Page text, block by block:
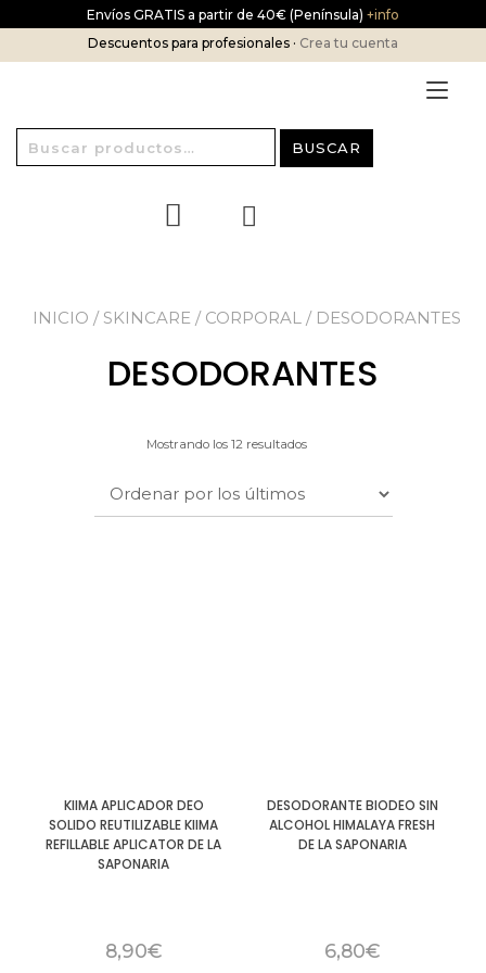
al
contenido
Envíos GRATIS a partir de 40€ (Península) +info
Descuentos para profesionales · Crea tu cuenta
Buscar
por:
BUSCAR
INICIO / SKINCARE / CORPORAL / DESODORANTES
DESODORANTES
Mostrando los 12 resultados
KIIMA APLICADOR DEO
SOLIDO REUTILIZABLE KIIMA
REFILLABLE APLICATOR DE LA
SAPONARIA
8,90€
DESODORANTE BIODEO SIN
ALCOHOL HIMALAYA FRESH
DE LA SAPONARIA
6,80€